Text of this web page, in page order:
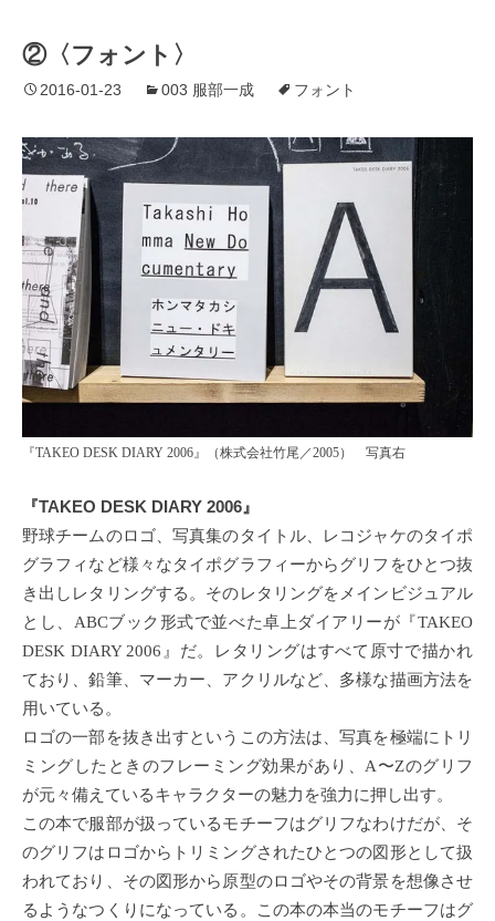
②〈フォント〉
2016-01-23 003 服部一成 フォント
『TAKEO DESK DIARY 2006』（株式会社竹尾／2005） 写真右
『TAKEO DESK DIARY 2006』
野球チームのロゴ、写真集のタイトル、レコジャケのタイポ
グラフィなど様々なタイポグラフィーからグリフをひとつ抜
き出しレタリングする。そのレタリングをメインビジュアル
とし、ABCブック形式で並べた卓上ダイアリーが『TAKEO
DESK DIARY 2006』だ。レタリングはすべて原寸で描かれ
ており、鉛筆、マーカー、アクリルなど、多様な描画方法を
用いている。
ロゴの一部を抜き出すというこの方法は、写真を極端にトリ
ミングしたときのフレーミング効果があり、A〜Zのグリフ
が元々備えているキャラクターの魅力を強力に押し出す。
この本で服部が扱っているモチーフはグリフなわけだが、そ
のグリフはロゴからトリミングされたひとつの図形として扱
われており、その図形から原型のロゴやその背景を想像させ
るようなつくりになっている。この本の本当のモチーフはグ